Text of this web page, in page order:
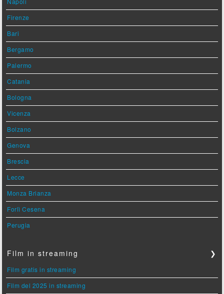
Firenze
Bari
Bergamo
Palermo
Catania
Bologna
Vicenza
Bolzano
Genova
Brescia
Lecce
Monza Brianza
Forlì Cesena
Perugia
Film in streaming ❯
Film gratis in streaming
Film del 2025 in streaming